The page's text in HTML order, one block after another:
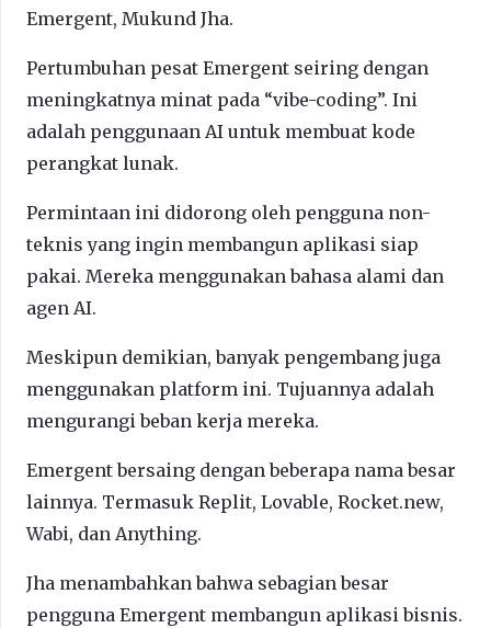
Emergent, Mukund Jha.
Pertumbuhan pesat Emergent seiring dengan
meningkatnya minat pada “vibe-coding”. Ini
adalah penggunaan AI untuk membuat kode
perangkat lunak.
Permintaan ini didorong oleh pengguna non-
teknis yang ingin membangun aplikasi siap
pakai. Mereka menggunakan bahasa alami dan
agen AI.
Meskipun demikian, banyak pengembang juga
menggunakan platform ini. Tujuannya adalah
mengurangi beban kerja mereka.
Emergent bersaing dengan beberapa nama besar
lainnya. Termasuk Replit, Lovable, Rocket.new,
Wabi, dan Anything.
Jha menambahkan bahwa sebagian besar
pengguna Emergent membangun aplikasi bisnis.